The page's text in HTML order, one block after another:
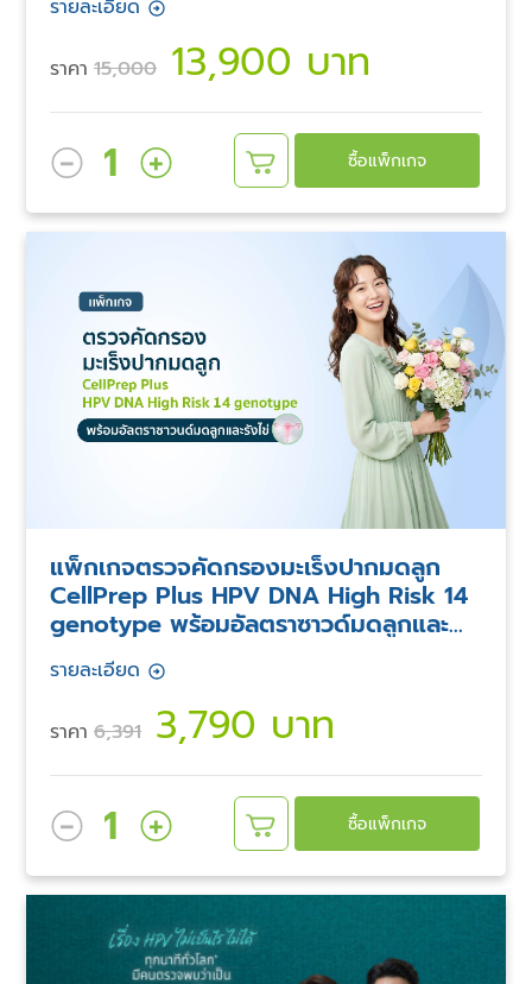
รายละเอียด
ราคา 15,000 13,900 บาท
1
ซื้อแพ็กเกจ
แพ็กเกจตรวจคัดกรองมะเร็งปากมดลูก
CellPrep Plus HPV DNA High Risk 14
genotype พร้อมอัลตราซาวด์มดลูกและ
รายละเอียด
ราคา 6,391 3,790 บาท
1
ซื้อแพ็กเกจ